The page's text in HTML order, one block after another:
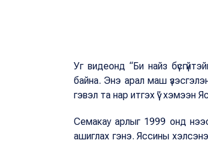
Уг видеонд “Би найз
байна. Энэ арал маш
гэвэл та нар итгэх үү” хэмээн
Семакау арлыг 1999 онд
ашиглах гэнэ. Яссины